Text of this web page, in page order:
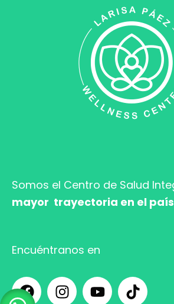
Somos el Centro de Salud
mayor trayectoria en el
Encuéntranos en
F
a
I
n
Y
o
T
i